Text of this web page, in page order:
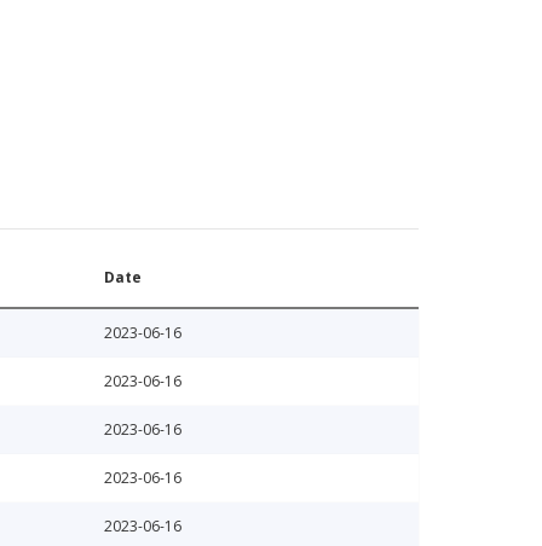
Date
2023-06-16
2023-06-16
2023-06-16
2023-06-16
2023-06-16